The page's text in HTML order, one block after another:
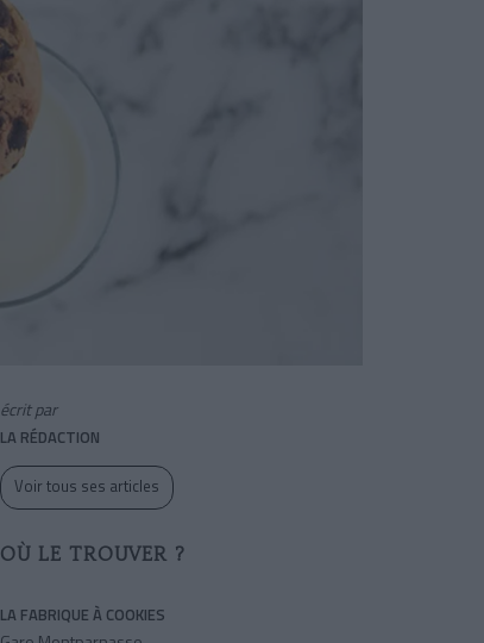
écrit par
LA RÉDACTION
Voir tous ses articles
OÙ LE TROUVER ?
LA FABRIQUE À COOKIES